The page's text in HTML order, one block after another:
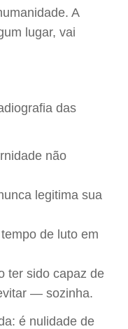
A
lugar, vai
das
não
legitima sua
de luto em
ter sido capaz de
— sozinha.
é nulidade de